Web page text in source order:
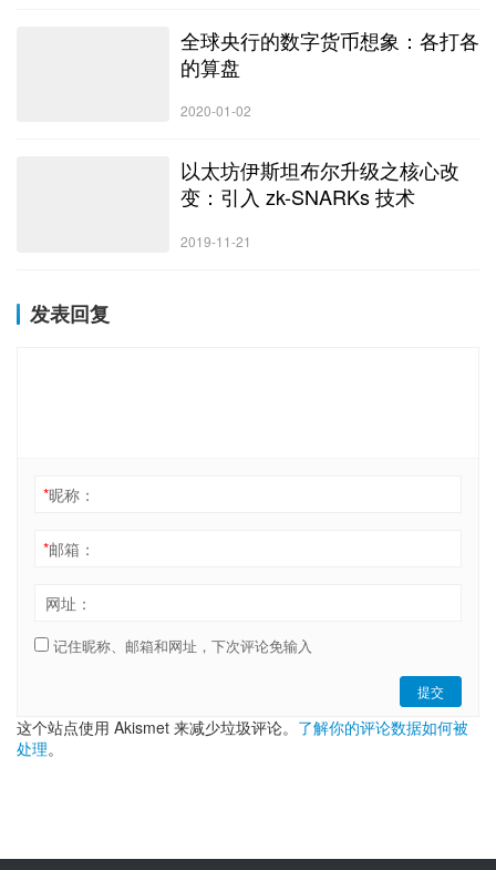
全球央行的数字货币想象：各打各
的算盘
2020-01-02
以太坊伊斯坦布尔升级之核心改
变：引入 zk-SNARKs 技术
2019-11-21
发表回复
*昵称：
*邮箱：
网址：
记住昵称、邮箱和网址，下次评论免输入
提交
这个站点使用 Akismet 来减少垃圾评论。 了解你的评论数据如何被
处理。